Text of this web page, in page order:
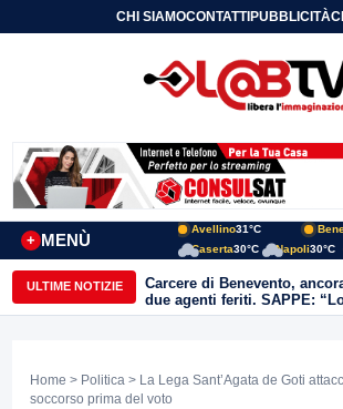
CHI SIAMOCONTATTIPUBBLICITÀ
MENÙ
+
Avellino31°C
Caserta30°C Napoli30°C
ULTIME NOTIZIE
Carcere di Benevento,
due agenti feriti. SAPPE:
non può arretrare”
Home > Politica > La Lega Sant’Agata de Goti
soccorso prima del voto